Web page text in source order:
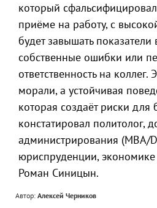
который
приёме на работу, с
будет завышать показатели
собственные ошибки или
ответственность на коллег.
морали, а устойчивая
которая создаёт риски для
констатировал политолог,
администрирования (MBA/
юриспруденции,
Роман Синицын.
Автор: Алексей Черников